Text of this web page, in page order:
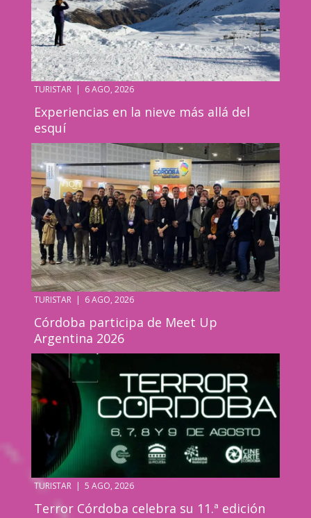
TURISTAR | 6 AGO, 2026
Experiencias en la nieve más allá del
esquí
TURISTAR | 6 AGO, 2026
Córdoba participa de Meet Up
Argentina 2026
TURISTAR | 5 AGO, 2026
Terror Córdoba celebra su 11.ª edición